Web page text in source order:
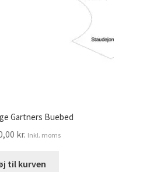
Gartners Buebed
kr. Inkl. moms
til kurven